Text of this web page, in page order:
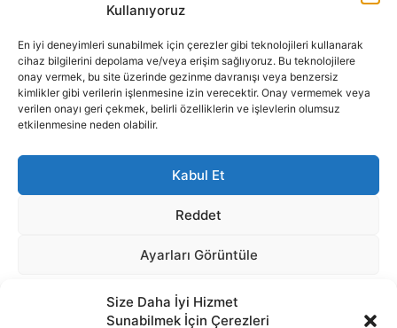
Size Daha İyi Hizmet
Sunabilmek İçin Çerezleri